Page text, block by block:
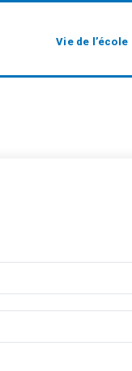
Vie de l’école